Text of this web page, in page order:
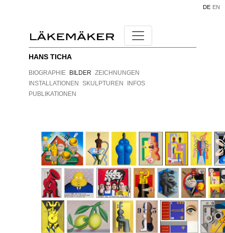
DE EN
HANS TICHA
BIOGRAPHIE BILDER ZEICHNUNGEN
INSTALLATIONEN
SKULPTUREN
INFOS
PUBLIKATIONEN